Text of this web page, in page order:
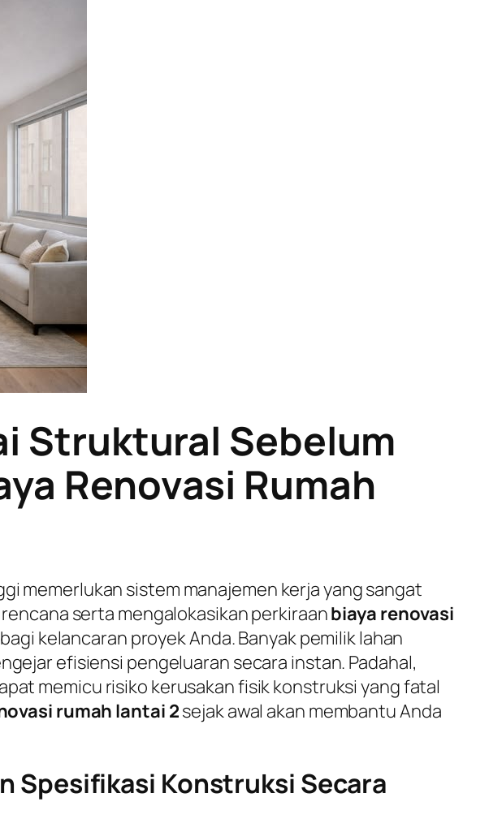
Struktural Sebelum
Renovasi Rumah
memerlukan sistem manajemen kerja yang sangat
serta mengalokasikan perkiraanbiaya renovasi
kelancaran proyek Anda. Banyak pemilik lahan
efisiensi pengeluaran secara instan. Padahal,
memicu risiko kerusakan fisik konstruksi yang fatal
rumah lantai 2sejak awal akan membantu Anda
Spesifikasi Konstruksi Secara